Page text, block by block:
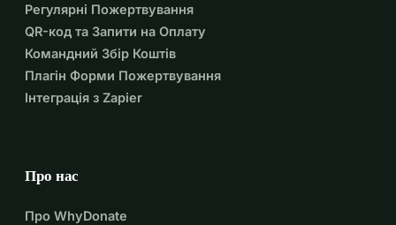
Регулярні Пожертвування
QR-код та Запити на Оплату
Командний Збір Коштів
Плагін Форми Пожертвування
Інтеграція з Zapier
Про нас
Про WhyDonate